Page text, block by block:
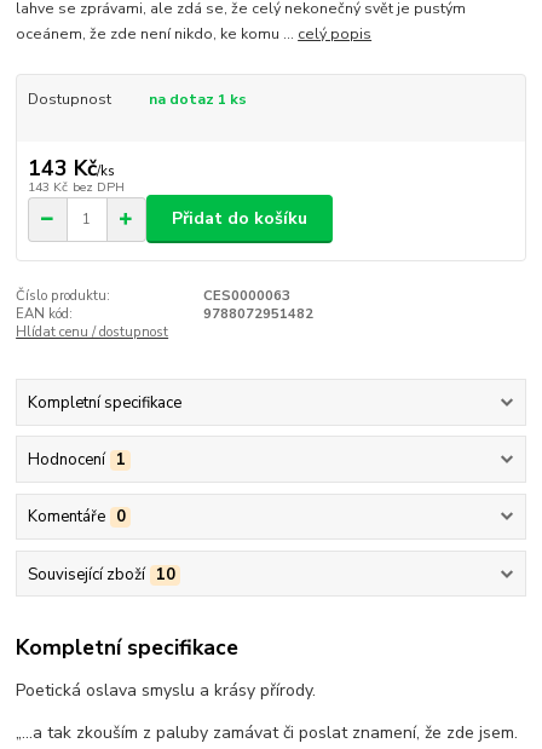
lahve se zprávami, ale zdá se, že celý nekonečný svět je pustým
oceánem, že zde není nikdo, ke komu ... celý popis
Dostupnost na dotaz 1 ks
143 Kč/ks
143 Kč bez DPH
Přidat do košíku
Číslo produktu:
CES0000063
EAN kód:
9788072951482
Hlídat cenu / dostupnost
Kompletní specifikace
Hodnocení 1
Komentáře 0
Související zboží 10
Kompletní specifikace
Poetická oslava smyslu a krásy přírody.
„...a tak zkouším z paluby zamávat či poslat znamení, že zde jsem.